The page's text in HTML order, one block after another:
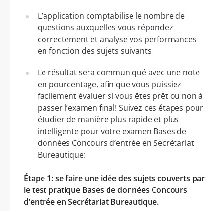
L’application comptabilise le nombre de
questions auxquelles vous répondez
correctement et analyse vos performances
en fonction des sujets suivants
Le résultat sera communiqué avec une note
en pourcentage, afin que vous puissiez
facilement évaluer si vous êtes prêt ou non à
passer l’examen final! Suivez ces étapes pour
étudier de manière plus rapide et plus
intelligente pour votre examen Bases de
données Concours d’entrée en Secrétariat
Bureautique:
Étape 1: se faire une idée des sujets couverts par
le test pratique Bases de données Concours
d’entrée en Secrétariat Bureautique.